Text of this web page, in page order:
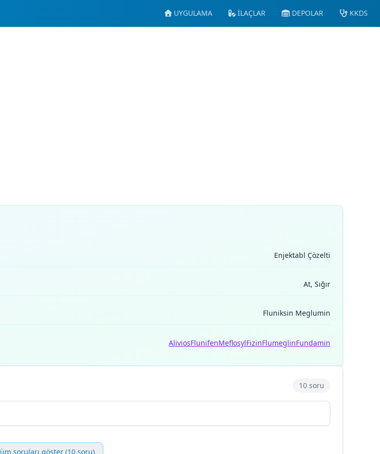
UYGULAMA İLAÇLAR DEPOLAR KKDS
Enjektabl Çözelti
At, Sığır
Fluniksin Meglumin
AliviosFlunifenMeflosylFizinFlumeglinFundamin
10 soru
soruları göster (10 soru)